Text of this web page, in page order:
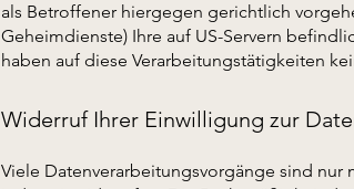
als Betroffener hiergegen gerichtlich
Geheimdienste) Ihre auf US-Servern
haben auf diese Verarbeitungstätigkeiten
Widerruf Ihrer Einwilligung zur
Viele Datenverarbeitungsvorgänge sind